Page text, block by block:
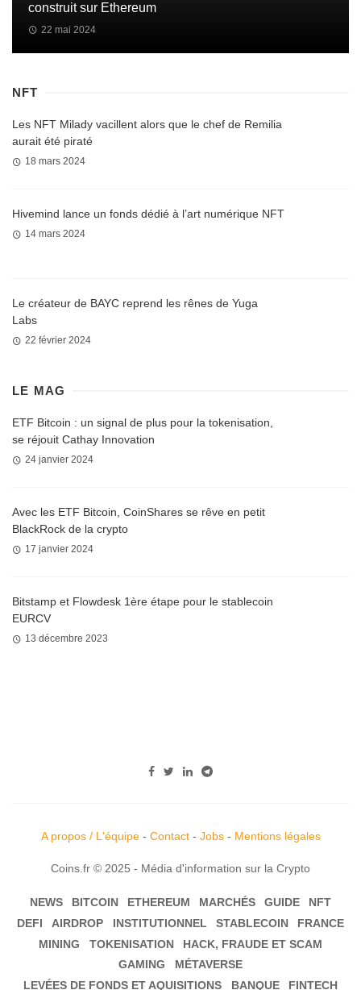
construit sur Ethereum
22 mai 2024
NFT
Les NFT Milady vacillent alors que le chef de Remilia
aurait été piraté
18 mars 2024
Hivemind lance un fonds dédié à l’art numérique NFT
14 mars 2024
Le créateur de BAYC reprend les rênes de Yuga
Labs
22 février 2024
LE MAG
ETF Bitcoin : un signal de plus pour la tokenisation,
se réjouit Cathay Innovation
24 janvier 2024
Avec les ETF Bitcoin, CoinShares se rêve en petit
BlackRock de la crypto
17 janvier 2024
Bitstamp et Flowdesk 1ère étape pour le stablecoin
EURCV
13 décembre 2023
A propos / L'équipe- Contact- Jobs- Mentions légales
Coins.fr © 2025 - Média d'information sur la Crypto
NEWS BITCOIN ETHEREUM MARCHÉS GUIDE
NFT
DEFI
AIRDROP INSTITUTIONNEL STABLECOIN
FRANCE
MINING
TOKENISATION
HACK, FRAUDE ET SCAM
GAMING
MÉTAVERSE
LEVÉES DE FONDS ET AQUISITIONS
BANQUE FINTECH